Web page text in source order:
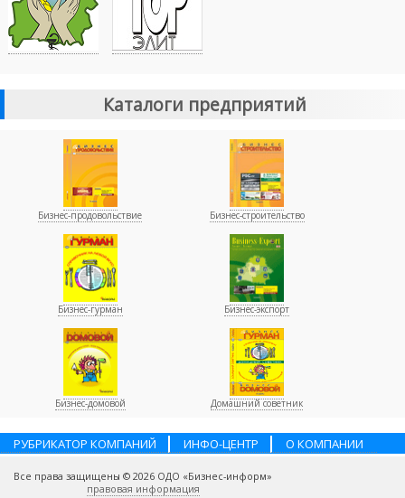
Каталоги предприятий
Бизнес-продовольствие Бизнес-строительство
Бизнес-гурман Бизнес-экспорт
Бизнес-домовой Домашний советник
РУБРИКАТОР КОМПАНИЙ ИНФО-ЦЕНТР
О КОМПАНИИ
Все права защищены © 2026 ОДО «Бизнес-информ»
правовая информация